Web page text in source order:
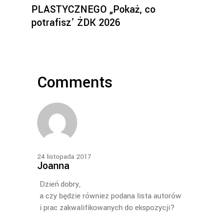
PLASTYCZNEGO „Pokaż, co
potrafisz’ ŻDK 2026
Comments
24 listopada 2017
Joanna
Dzień dobry,
a czy będzie równiez podana lista autorów
i prac zakwalifikowanych do ekspozycji?